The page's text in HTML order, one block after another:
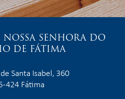
SENHORA DO
DE FÁTIMA
Santa Isabel, 360
424 Fátima